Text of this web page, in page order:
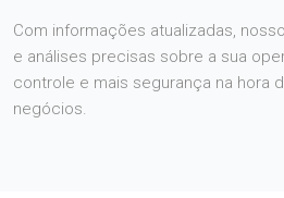
Com informações atualizadas,
e análises precisas sobre a sua
controle e mais segurança na hora
negócios.